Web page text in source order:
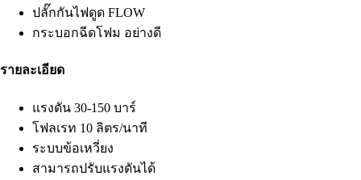
ปลั๊กกันไฟดูด FLOW
กระบอกฉีดโฟม อย่างดี
รายละเอียด
แรงดัน 30-150 บาร์
โฟลเรท 10 ลิตร/นาที
ระบบข้อเหวี่ยง
สามารถปรับแรงดันได้